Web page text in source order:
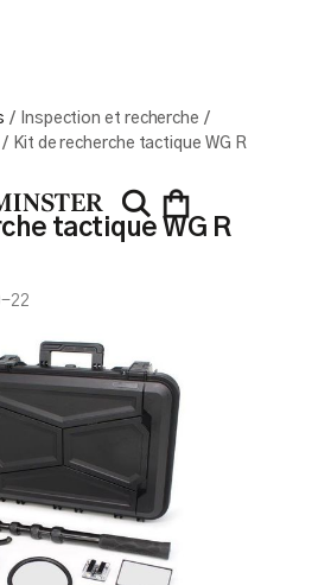
/ Inspection et recherche /
/ Kit de recherche tactique WG R
tactique WG R
22